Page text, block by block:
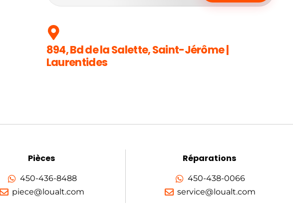
894, Bd de la Salette, Saint-Jérôme |
Laurentides
Pièces
450-436-8488
piece@loualt.com
Réparations
450-438-0066
service@loualt.com